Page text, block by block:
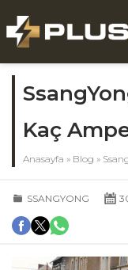
Kaç
Anasayfa » Blog »
SSANGYONG